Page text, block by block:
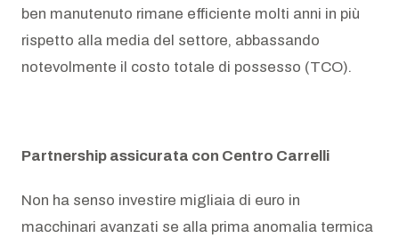
ben manutenuto rimane efficiente molti anni in più
rispetto alla media del settore, abbassando
notevolmente il costo totale di possesso (TCO).
Partnership assicurata con Centro Carrelli
Non ha senso investire migliaia di euro in
macchinari avanzati se alla prima anomalia termica